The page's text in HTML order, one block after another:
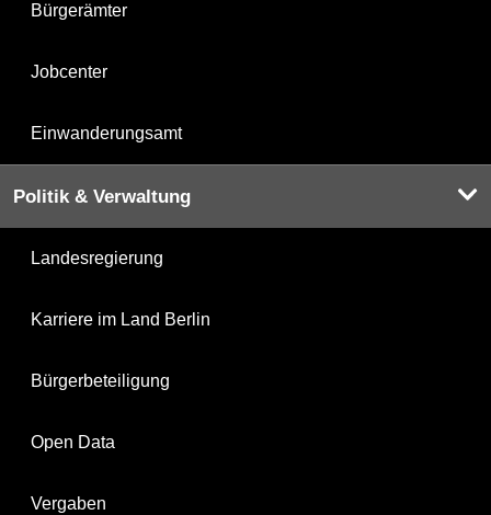
Bürgerämter
Jobcenter
Einwanderungsamt
Politik & Verwaltung
Landesregierung
Karriere im Land Berlin
Bürgerbeteiligung
Open Data
Vergaben